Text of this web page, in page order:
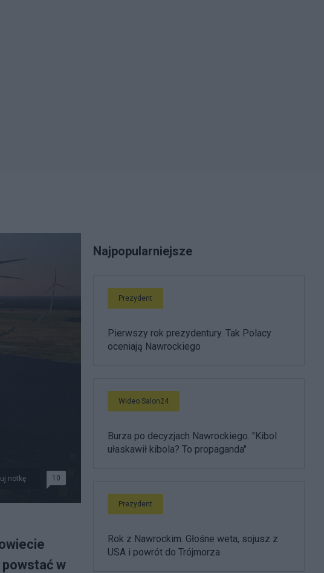
notkę 10
w
Najpopularniejsze
Prezydent
Pierwszy rok prezydentury. Tak Polacy
oceniają Nawrockiego
Wideo Salon24
Burza po decyzjach Nawrockiego. "Kibol
ułaskawił kibola? To propaganda"
Prezydent
Rok z Nawrockim. Głośne weta, sojusz z
USA i powrót do Trójmorza